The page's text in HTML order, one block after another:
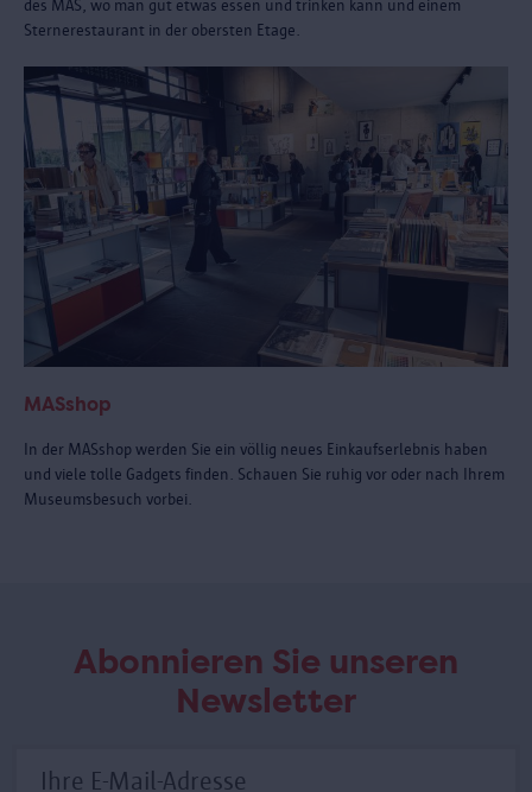
des MAS, wo man gut etwas essen und trinken kann und einem
Sternerestaurant in der obersten Etage.
MASshop
In der MASshop werden Sie ein völlig neues Einkaufserlebnis haben
und viele tolle Gadgets finden. Schauen Sie ruhig vor oder nach Ihrem
Museumsbesuch vorbei.
Abonnieren Sie unseren
Newsletter